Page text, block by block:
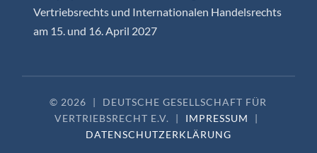
Vertriebsrechts und Internationalen Handelsrechts
am 15. und 16. April 2027
© 2026 |
DEUTSCHE GESELLSCHAFT FÜR
VERTRIEBSRECHT E.V.
| IMPRESSUM
|
DATENSCHUTZERKLÄRUNG